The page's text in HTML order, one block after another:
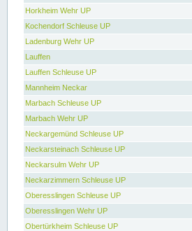
Horkheim Wehr UP
Kochendorf Schleuse UP
Ladenburg Wehr UP
Lauffen
Lauffen Schleuse UP
Mannheim Neckar
Marbach Schleuse UP
Marbach Wehr UP
Neckargemünd Schleuse UP
Neckarsteinach Schleuse UP
Neckarsulm Wehr UP
Neckarzimmern Schleuse UP
Oberesslingen Schleuse UP
Oberesslingen Wehr UP
Obertürkheim Schleuse UP